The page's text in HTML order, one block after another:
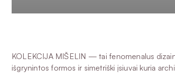
KOLEKCIJA MIŠELIN — tai fenomenalus
išgrynintos formos ir simetriški įsiuvai kuria